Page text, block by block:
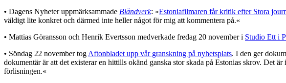
• Dagens Nyheter uppmärksammade Bländverk: »Estoniafilmaren får kritik efter Stora
väldigt lite konkret och därmed inte heller något för mig att kommentera på.«
• Mattias Göransson och Henrik Evertsson medverkade fredag 20 november i Studio Ett i
• Söndag 22 november togAftonbladet upp vår granskning på nyhetsplats. I den ger
dokumentär är att det existerar en hittills okänd ganska stor skada på Estonias skrov. Det
förlisningen.«